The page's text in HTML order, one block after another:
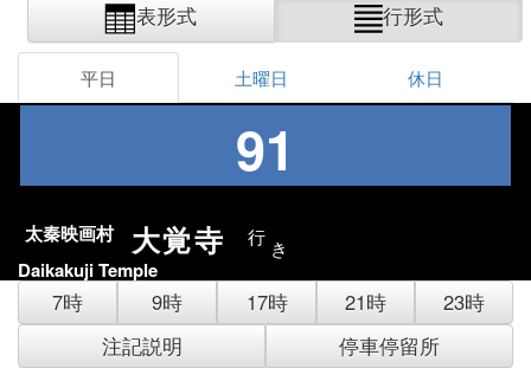
表形式 行形式
平日 土曜日 休日
91
太秦映画村 大覚寺 行 き
Daikakuji Temple
7時 9時 17時 21時
23時
注記説明
停車停留所